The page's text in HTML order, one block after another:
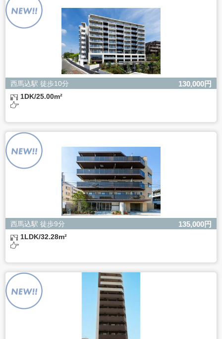
止または消去、第三者への提供の停止）に関して、下記の
当社問合わせ窓口に申し出ることができます。その際、当
社はお客様ご本人を確認させていただいたうえで、合理的
な間内に対応いたします。
【お問合せ窓口】
株式会社バレッグス 個人情報問合せ窓口
住所 東京都目黒区鷹番2-5-21
電話 03-3794-1115
お問合せメールアドレス privacy@balleggs.co.jp
受付時間：平日10：30～17：00 ※弊社公休日を除く
よるものです。
ただし、必要な項目をいただけない場合、適切な対応がで
きない場合があります。
西馬込駅 徒歩10分 130,000円
1DK/25.00m²
西馬込駅 徒歩9分 135,000円
1LDK/32.28m²